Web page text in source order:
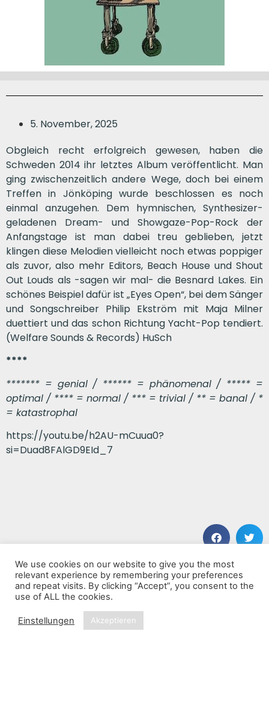
5. November, 2025
Obgleich recht erfolgreich gewesen, haben die
Schweden 2014 ihr letztes Album veröffentlicht. Man
ging zwischenzeitlich andere Wege, doch bei einem
Treffen in Jönköping wurde beschlossen es noch
einmal anzugehen. Dem hymnischen, Synthesizer-
geladenen Dream- und Showgaze-Pop-Rock der
Anfangstage ist man dabei treu geblieben, jetzt
klingen diese Melodien vielleicht noch etwas poppiger
als zuvor, also mehr Editors, Beach House und Shout
Out Louds als -sagen wir mal- die Besnard Lakes. Ein
schönes Beispiel dafür ist „Eyes Open“, bei dem Sänger
und Songschreiber Philip Ekström mit Maja Milner
duettiert und das schon Richtung Yacht-Pop tendiert.
(Welfare Sounds & Records) HuSch
****
******* = genial / ****** = phänomenal / ***** =
optimal / **** = normal / *** = trivial / ** = banal / *
= katastrophal
https://youtu.be/h2AU-mCuua0?
si=Duad8FAlGD9EId_7
VORHERIGER BEITRAG
Sayr: Salt – Thirst
NÄCHSTER BEITRAG
Long March Through The Jazz Age
We use cookies on our website to give you the most
relevant experience by remembering your preferences
and repeat visits. By clicking “Accept”, you consent to the
use of ALL the cookies.
Einstellungen Akzeptieren